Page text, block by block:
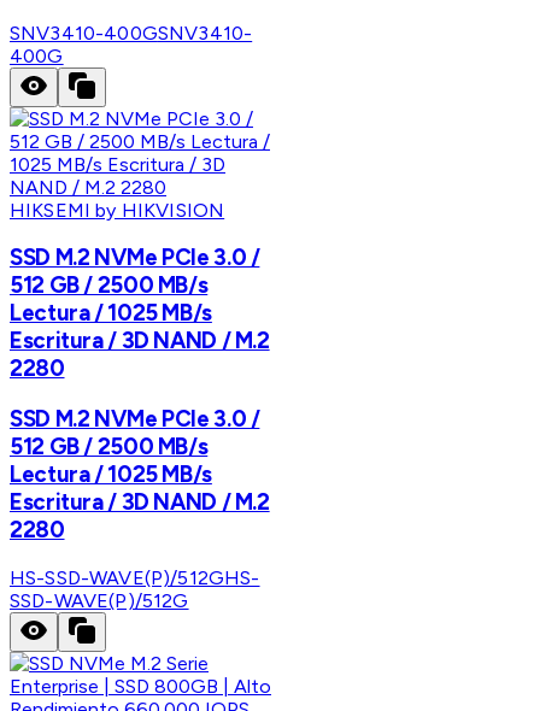
SNV3410-400GSNV3410-
400G
HIKSEMI by HIKVISION
SSD M.2 NVMe PCIe 3.0 /
512 GB / 2500 MB/s
Lectura / 1025 MB/s
Escritura / 3D NAND / M.2
2280
SSD M.2 NVMe PCIe 3.0 /
512 GB / 2500 MB/s
Lectura / 1025 MB/s
Escritura / 3D NAND / M.2
2280
HS-SSD-WAVE(P)/512GHS-
SSD-WAVE(P)/512G